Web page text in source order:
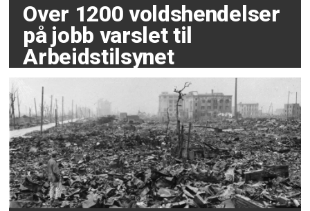
Over 1200 voldshendelser
på jobb varslet til
Arbeidstilsynet